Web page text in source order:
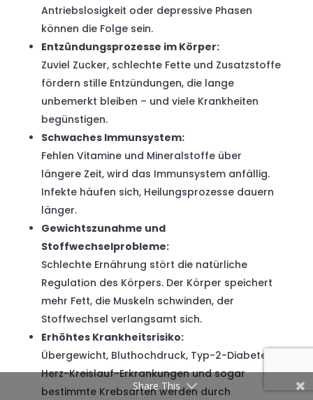
Antriebslosigkeit oder depressive Phasen
können die Folge sein.
Entzündungsprozesse im Körper:
Zuviel Zucker, schlechte Fette und Zusatzstoffe
fördern stille Entzündungen, die lange
unbemerkt bleiben – und viele Krankheiten
begünstigen.
Schwaches Immunsystem:
Fehlen Vitamine und Mineralstoffe über
längere Zeit, wird das Immunsystem anfällig.
Infekte häufen sich, Heilungsprozesse dauern
länger.
Gewichtszunahme und
Stoffwechselprobleme:
Schlechte Ernährung stört die natürliche
Regulation des Körpers. Der Körper speichert
mehr Fett, die Muskeln schwinden, der
Stoffwechsel verlangsamt sich.
Erhöhtes Krankheitsrisiko:
Übergewicht, Bluthochdruck, Typ-2-Diabetes,
Herz-Kreislauf-Erkrankungen und sogar
bestimmte Krebsarten werden durch
Share This